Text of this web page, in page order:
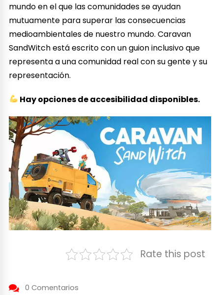
mundo en el que las comunidades se ayudan
mutuamente para superar las consecuencias
medioambientales de nuestro mundo. Caravan
SandWitch está escrito con un guion inclusivo que
representa a una comunidad real con su gente y su
representación.
Hay opciones de accesibilidad disponibles.
Rate this post
0 Comentarios